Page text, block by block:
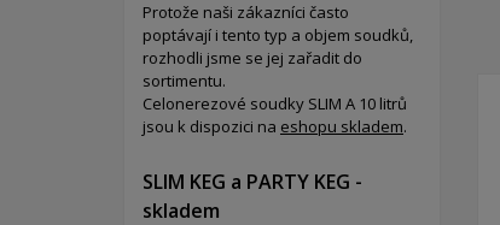
Protože naši zákazníci často
poptávají i tento typ a objem soudků,
rozhodli jsme se jej zařadit do
sortimentu.
Celonerezové soudky SLIM A 10 litrů
jsou k dispozici na eshopu skladem.
SLIM KEG a PARTY KEG -
skladem